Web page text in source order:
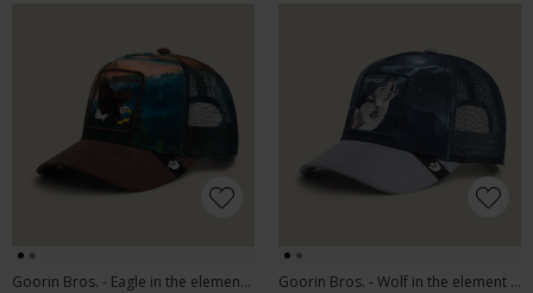
Goorin Bros. - Eagle in the element | Cap Ground
Goorin Bros. - Wolf in the element | Cap Gloss